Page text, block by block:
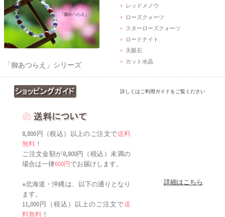
ロードナイト
天眼石
カット水晶
詳しくはご利用ガイドをご覧ください
無料！
ご注文金額が8,800円（税込）未満の
場合は一律600円 でお届けします。
※北海道・沖縄は、以下の通りとなり
ます。
料無料！
ご注文金額が11,000円（税込）未満
の場合は一律800円でお届けします。